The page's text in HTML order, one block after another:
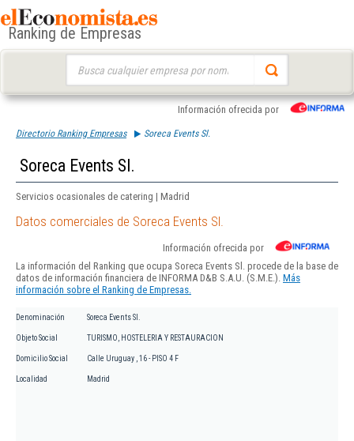
Ranking de Empresas
Información ofrecida por
Directorio Ranking Empresas Soreca Events Sl.
Soreca Events Sl.
Servicios ocasionales de catering | Madrid
Datos comerciales de Soreca Events Sl.
Información ofrecida por
La información del Ranking que ocupa Soreca Events Sl. procede de la base de
datos de información financiera de INFORMA D&B S.A.U. (S.M.E.). Más
información sobre el Ranking de Empresas.
Denominación Soreca Events Sl.
Objeto Social TURISMO, HOSTELERIA Y RESTAURACION
Domicilio Social Calle Uruguay , 16 - PISO 4 F
Localidad Madrid